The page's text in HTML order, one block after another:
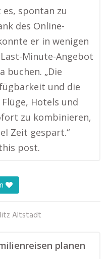
spontan zu
des Online-
er in wenigen
Minute-Angebot
buchen. „Die
und die
Hotels und
zu kombinieren,
Zeit gespart.“
post.
Altstadt
planen